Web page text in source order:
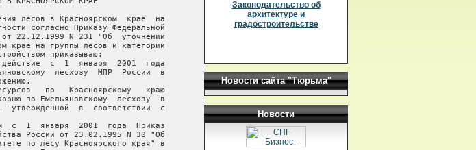
Законодательство об
архитектуре и
градостроительстве
Новости сайта "Тюрьма"
Новости